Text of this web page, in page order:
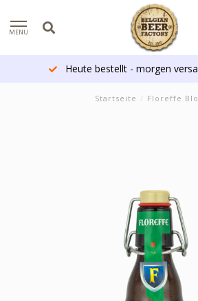
MENU
Heute bestellt - morgen
Startseite / Floreffe